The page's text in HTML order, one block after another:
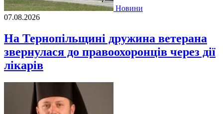
Новини
07.08.2026
На Тернопільщині дружина ветерана
звернулася до правоохоронців через дії
лікарів